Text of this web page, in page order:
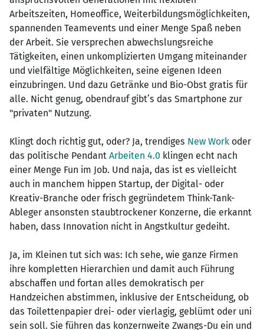
Arbeitszeiten, Homeoffice, Weiterbildungsmöglichkeiten,
spannenden Teamevents und einer Menge Spaß neben
der Arbeit. Sie versprechen abwechslungsreiche
Tätigkeiten, einen unkomplizierten Umgang miteinander
und vielfältige Möglichkeiten, seine eigenen Ideen
einzubringen. Und dazu Getränke und Bio-Obst gratis für
alle. Nicht genug, obendrauf gibt’s das Smartphone zur
"privaten" Nutzung.
Klingt doch richtig gut, oder? Ja, trendiges New Work oder
das politische Pendant Arbeiten 4.0 klingen echt nach
einer Menge Fun im Job. Und naja, das ist es vielleicht
auch in manchem hippen Startup, der Digital- oder
Kreativ-Branche oder frisch gegründetem Think-Tank-
Ableger ansonsten staubtrockener Konzerne, die erkannt
haben, dass Innovation nicht in Angstkultur gedeiht.
Ja, im Kleinen tut sich was: Ich sehe, wie ganze Firmen
ihre kompletten Hierarchien und damit auch Führung
abschaffen und fortan alles demokratisch per
Handzeichen abstimmen, inklusive der Entscheidung, ob
das Toilettenpapier drei- oder vierlagig, geblümt oder uni
sein soll. Sie führen das konzernweite Zwangs-Du ein und